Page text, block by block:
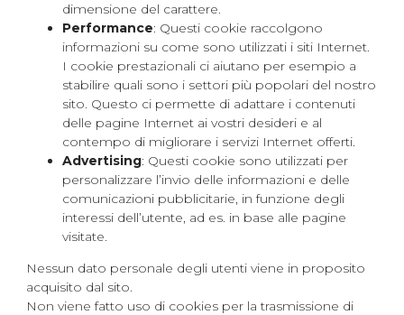
dimensione del carattere.
Performance: Questi cookie raccolgono
informazioni su come sono utilizzati i siti Internet.
I cookie prestazionali ci aiutano per esempio a
stabilire quali sono i settori più popolari del nostro
sito. Questo ci permette di adattare i contenuti
delle pagine Internet ai vostri desideri e al
contempo di migliorare i servizi Internet offerti.
Advertising: Questi cookie sono utilizzati per
personalizzare l’invio delle informazioni e delle
comunicazioni pubblicitarie, in funzione degli
interessi dell’utente, ad es. in base alle pagine
visitate.
Nessun dato personale degli utenti viene in proposito
acquisito dal sito.
Non viene fatto uso di cookies per la trasmissione di